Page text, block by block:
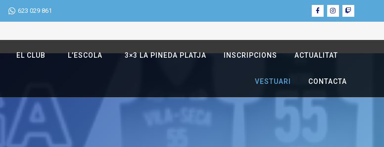
623 029 861
EL CLUB L’ESCOLA 3×3 LA PINEDA PLATJA INSCRIPCIONS ACTUALITAT
VESTUARI CONTACTA